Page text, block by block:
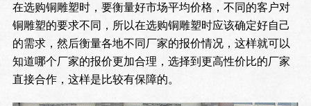
在选购铜雕塑时，要衡量好市场平均价格，不同的客户对
铜雕塑的要求不同，所以在选购铜雕塑时应该确定好自己
的需求，然后衡量各地不同厂家的报价情况，这样就可以
知道哪个厂家的报价更加合理，选择到更高性价比的厂家
直接合作，这样是比较有保障的。